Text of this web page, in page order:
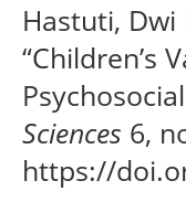
Hastuti,
“Children’s
Sciences 6,
https://